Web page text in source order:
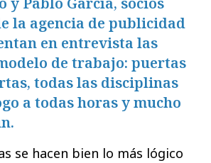
la agencia de publicidad
en entrevista las
de trabajo: puertas
todas las disciplinas
a todas horas y mucho
se hacen bien lo más lógico